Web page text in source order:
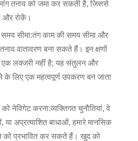
तनाव को जमा कर सकती है, जिससे
और रोकें।
समय सीमा:तंग काम की समय सीमा और
वातावरण बना सकते हैं। इन क्षणों
एक लक्जरी नहीं है; यह संतुलन और
के लिए एक महत्वपूर्ण उपकरण बन जाता
को नेविगेट करना:व्यक्तिगत चुनौतियां, वे
या अप्रत्याशित बाधाओं, हमारे मानसिक
को प्रभावित कर सकते हैं। खुद को